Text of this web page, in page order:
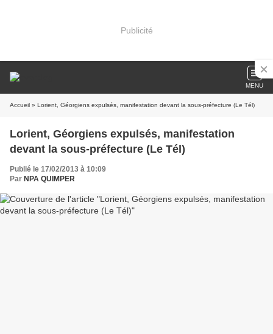
Publicité
MENU
Accueil » Lorient, Géorgiens expulsés, manifestation devant la sous-préfecture (Le Tél)
Lorient, Géorgiens expulsés, manifestation
devant la sous-préfecture (Le Tél)
Publié le 17/02/2013 à 10:09
Par NPA QUIMPER